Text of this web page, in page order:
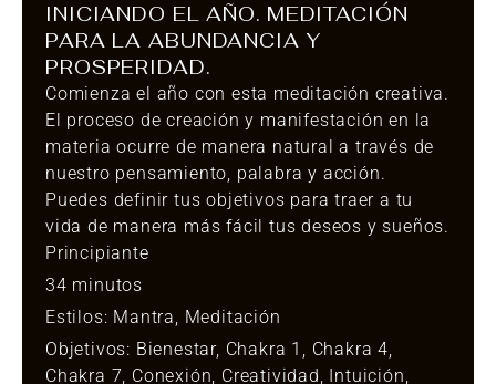
INICIANDO EL AÑO. MEDITACIÓN
PARA LA ABUNDANCIA Y
PROSPERIDAD.
Comienza el año con esta meditación creativa.
El proceso de creación y manifestación en la
materia ocurre de manera natural a través de
nuestro pensamiento, palabra y acción.
Puedes definir tus objetivos para traer a tu
vida de manera más fácil tus deseos y sueños.
Principiante
34 minutos
Estilos: Mantra, Meditación
Objetivos: Bienestar, Chakra 1 , Chakra 4,
Chakra 7, Conexión, Creatividad, Intuición,